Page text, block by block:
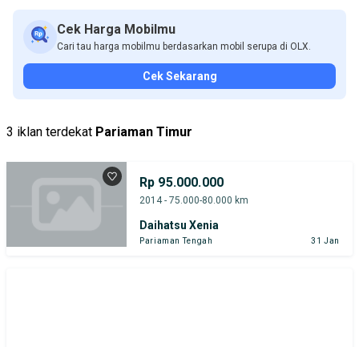
Bursa Mobil Blok M Plaza
Bursa BEZ Paramount Serpong
Daihatsu Mitsubishi
Merek Dan Model
Cek Harga Mobilmu
Cari tau harga mobilmu berdasarkan mobil serupa di OLX.
Cek Sekarang
3 iklan terdekat Pariaman Timur
Rp 95.000.000
2014 - 75.000-80.000 km
Daihatsu Xenia
Pariaman Tengah 31 Jan